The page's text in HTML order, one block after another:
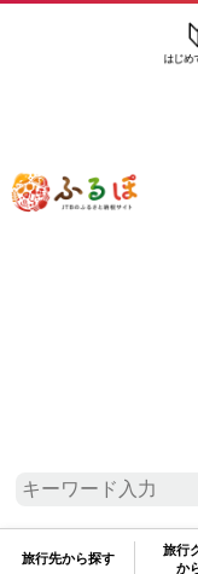
ふ
旅行先から探す
旅行
か
「群馬県高崎市
はできません。